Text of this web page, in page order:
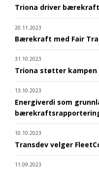
Triona driver bærekraft
20.11.2023
Bærekraft med Fair
31.10.2023
Triona støtter
13.10.2023
Energiverdi som
10.10.2023
Transdev velger
11.09.2023